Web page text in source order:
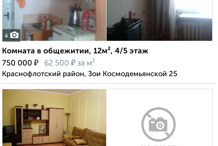
4
Комната в общежитии, 12м², 4/5 этаж
750 000 ₽ 62 500 ₽ за м²
Краснофлотский район, Зои Космодемьянской 25